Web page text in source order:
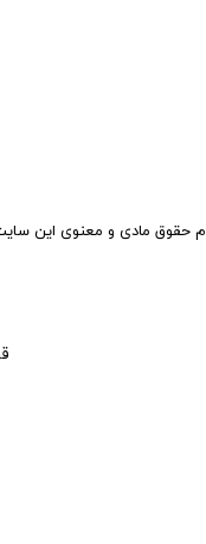
حقوق مادی و معنوی این